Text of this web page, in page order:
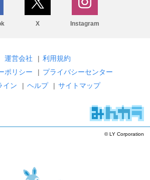
X Instagram
運営会社 | 利用規約
ポリシー
| プライバシーセンター
イン
| ヘルプ | サイトマップ
© LY Corporation